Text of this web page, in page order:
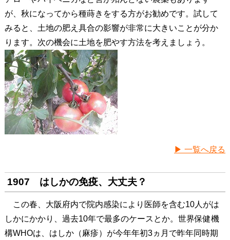
が、秋になってから種蒔きをする方がお勧めです。試して
みると、土地の肥え具合の影響が非常に大きいことが分か
ります。次の機会に土地を肥やす方法を考えましょう。
▶ 一覧へ戻る
1907 はしかの免疫、大丈夫？
この春、大阪府内で院内感染により医師を含む10人がは
しかにかかり、過去10年で最多のケースとか。世界保健機
構WHOは、はしか（麻疹）が今年年初3ヵ月で昨年同時期